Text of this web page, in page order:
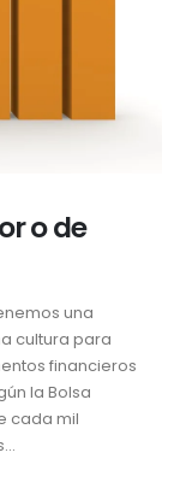
o de
una
cultura para
financieros
la Bolsa
cada mil